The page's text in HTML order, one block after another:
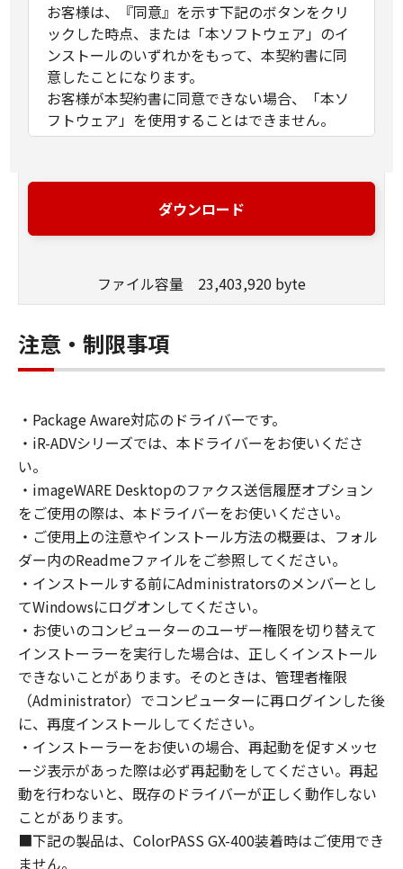
お客様は、『同意』を示す下記のボタンをクリ
ックした時点、または「本ソフトウェア」のイ
ンストールのいずれかをもって、本契約書に同
意したことになります。
お客様が本契約書に同意できない場合、「本ソ
フトウェア」を使用することはできません。
(1) キヤノンは、お客様が「キヤノン製品」を利
用する目的のために、「キヤノン製品」に直接
（本契約書においては、「本ソフトウェア」を
ること、またはコンピューターにおいて表示す
ること、アクセスすること、もしくは実行する
ことのいずれも含むものとします。）するため
お客様は、また「指定機器」にネットワークを
通じて接続されたコンピューター上で、かかる
ェア」を使用させることができますが、かかる
コンピューターの使用者に本契約書上の義務お
よび条件を遵守させるとともに、その履行に関
し全責任を負うことを条件とします。
(2) お客様は、上記(1)に基づいて「本ソフトウ
ェア」を使用するためのバックアップとして、
「本ソフトウェア」を１部、複製することがで
きます。
(3) 上記(1)および(2)に定める場合を除き、キヤ
ノンまたはキヤノンのライセンサーのいかなる
知的財産権も、明示たると黙示たるとを問わ
ず、本契約書によってお客様に譲渡あるいは許
諾されるものではありません。
２．制限
(1) お客様は、再使用許諾、譲渡、販売、頒
布、リースもしくは貸与その他の方法により、
第三者に「本ソフトウェア」を使用させること
ダウンロード
ファイル容量 23,403,920 byte
注意・制限事項
・Package Aware対応のドライバーです。
・iR-ADVシリーズでは、本ドライバーをお使いくださ
い。
・imageWARE Desktopのファクス送信履歴オプション
をご使用の際は、本ドライバーをお使いください。
・ご使用上の注意やインストール方法の概要は、フォル
ダー内のReadmeファイルをご参照してください。
・インストールする前にAdministratorsのメンバーとし
てWindowsにログオンしてください。
・お使いのコンピューターのユーザー権限を切り替えて
インストーラーを実行した場合は、正しくインストール
できないことがあります。そのときは、管理者権限
（Administrator）でコンピューターに再ログインした後
に、再度インストールしてください。
・インストーラーをお使いの場合、再起動を促すメッセ
ージ表示があった際は必ず再起動をしてください。再起
動を行わないと、既存のドライバーが正しく動作しない
ことがあります。
■下記の製品は、ColorPASS GX-400装着時はご使用でき
ません。